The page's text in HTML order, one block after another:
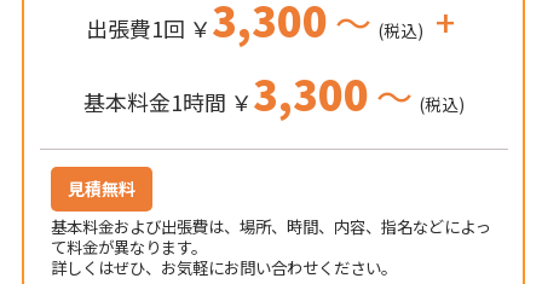
出張費1回 ￥3,300～ (税込) +
基本料金1時間 ￥3,300～ (税込)
見積無料
基本料金および出張費は、場所、時間、内容、指名などによっ
て料金が異なります。
詳しくはぜひ、お気軽にお問い合わせください。